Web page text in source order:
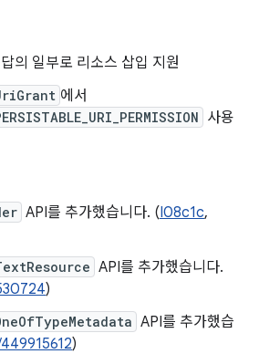
의 일부로 리소스 삽입 지원
에서
사용
API를 추가했습니다. (I08c1c,
API를 추가했습니다.
)
API를 추가했습
)